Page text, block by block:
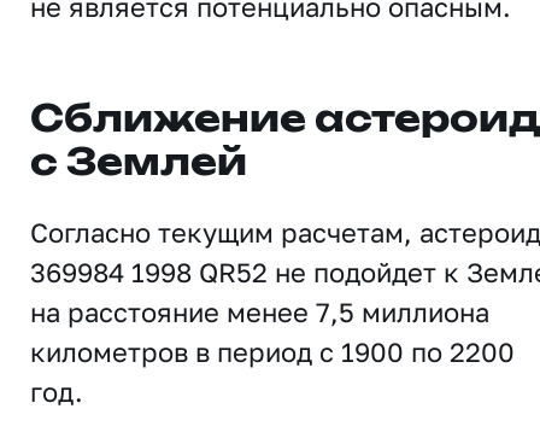
не является потенциально опасным.
Сближение
с Землей
Согласно текущим расчетам, астероид
369984 1998 QR52 не подойдет к
на расстояние менее 7,5 миллиона
километров в период с 1900 по 2200
год.